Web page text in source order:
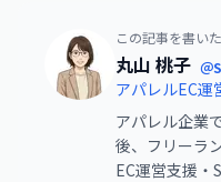
この記事を書い
丸山 桃子 ＠
アパレルEC運
アパレル企業
後、フリーラ
EC運営支援・